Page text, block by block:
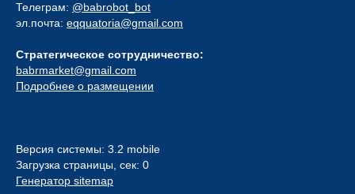
Телеграм: @babrobot_bot
эл.почта: eqquatoria@gmail.com
Стратегическое сотрудничество:
babrmarket@gmail.com
Подробнее о размещении
Версия системы: 3.2 mobile
Загрузка страницы, сек: 0
Генератор sitemap